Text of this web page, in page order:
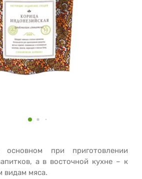
основном при приготовлении
а в восточной кухне – к
видам мяса.